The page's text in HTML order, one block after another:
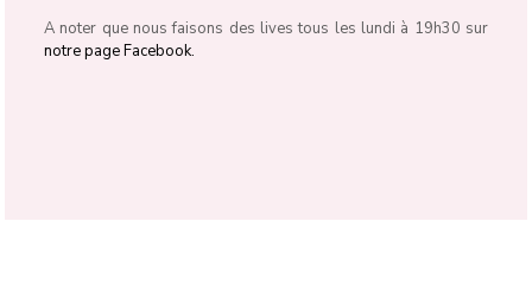
A noter que nous faisons des lives tous les lundi à 19h30 sur
notre page Facebook.